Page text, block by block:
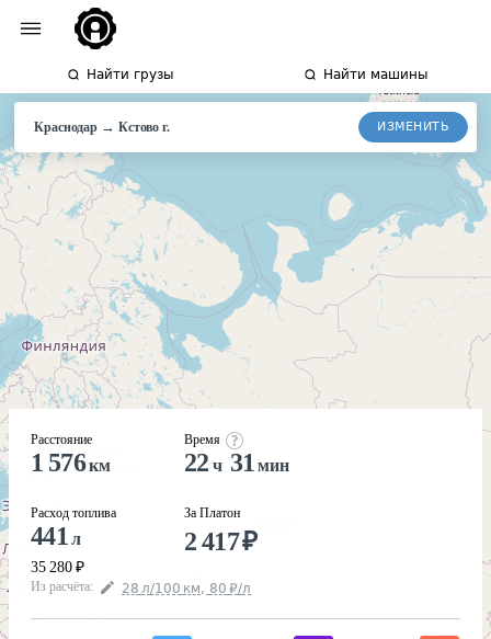
Найти грузы Найти машины
Краснодар → Кстовог. ИЗМЕНИТЬ
Расстояние
1 576км
Расход топлива
441 л
35 280 ₽
Время
22 ч 31 мин
За Платон
2 417₽
Из расчёта: 28 л/100 км, 80 ₽/л